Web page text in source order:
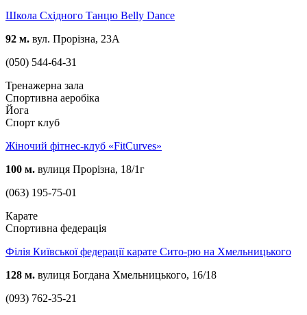
Школа Східного Танцю Belly Dance
92 м. вул. Прорізна, 23А
(050) 544-64-31
Тренажерна зала
Спортивна аеробіка
Йога
Спорт клуб
Жіночий фітнес-клуб «FitCurves»
100 м. вулиця Прорізна, 18/1г
(063) 195-75-01
Карате
Спортивна федерація
Філія Київської федерації карате Сито-рю на Хмельницького
128 м. вулиця Богдана Хмельницького, 16/18
(093) 762-35-21